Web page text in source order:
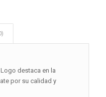
Logo destaca en la
por su calidad y